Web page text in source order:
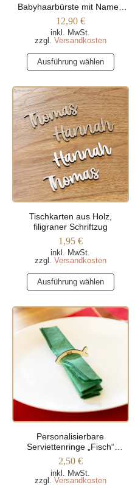
werden
Babyhaarbürste mit Namen
und Geburtsdatum
12,90 €
inkl. MwSt.
zzgl. Versandkosten
Ausführung wählen
Dieses
Produkt
weist
mehrere
Varianten
auf.
Die
Optionen
können
auf
der
Produktseite
gewählt
werden
Tischkarten aus Holz,
filigraner Schriftzug
1,95 €
inkl. MwSt.
zzgl. Versandkosten
Ausführung wählen
Dieses
Produkt
weist
mehrere
Varianten
auf.
Optionen
der
Produktseite
gewählt
werden
Personalisierbare
Serviettenringe „Fisch“
(Ichthys)
2,50 €
inkl. MwSt.
zzgl. Versandkosten